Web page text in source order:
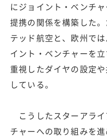
にジョイント・ベンチ
提携の関係を構築した
テッド航空と、欧州で
イント・ベンチャーを
重視したダイヤの設定
している。
こうしたスターアラ
チャーへの取り組みを